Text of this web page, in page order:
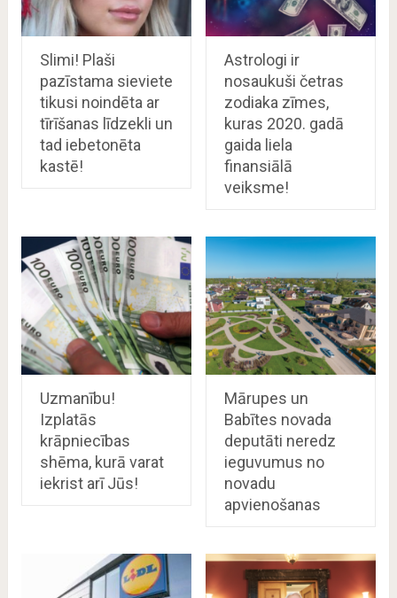
Slimi! Plaši
pazīstama sieviete
tikusi noindēta ar
tīrīšanas līdzekli un
tad iebetonēta
kastē!
Astrologi ir
nosaukuši četras
zodiaka zīmes,
kuras 2020. gadā
gaida liela
finansiālā
veiksme!
Uzmanību!
Izplatās
krāpniecības
shēma, kurā varat
iekrist arī Jūs!
Mārupes un
Babītes novada
deputāti neredz
ieguvumus no
novadu
apvienošanas